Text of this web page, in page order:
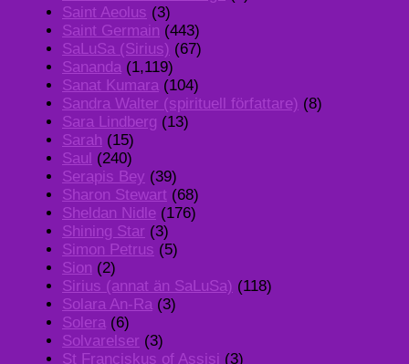
Saint Aeolus (3)
Saint Germain (443)
SaLuSa (Sirius) (67)
Sananda (1,119)
Sanat Kumara (104)
Sandra Walter (spirituell författare) (8)
Sara Lindberg (13)
Sarah (15)
Saul (240)
Serapis Bey (39)
Sharon Stewart (68)
Sheldan Nidle (176)
Shining Star (3)
Simon Petrus (5)
Sion (2)
Sirius (annat än SaLuSa) (118)
Solara An-Ra (3)
Solera (6)
Solvarelser (3)
St Franciskus of Assisi (3)